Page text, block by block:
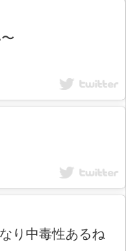
り中毒性あるね